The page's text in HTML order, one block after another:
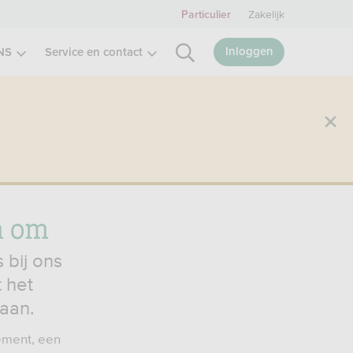
Service en contact Inloggen
Particulier Zakelijk
om
bij ons
het
een